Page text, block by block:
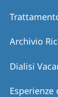
Archivio
Dialisi